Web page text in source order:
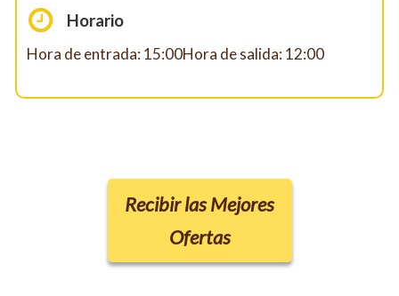
Horario
Hora de entrada: 15:00Hora de salida: 12:00
Recibir las Mejores
Ofertas